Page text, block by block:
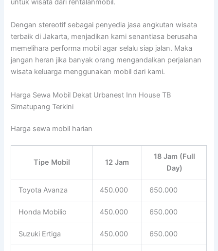
untuk wisata dari rentalanmobil.
Dengan stereotif sebagai penyedia jasa angkutan wisata
terbaik di Jakarta, menjadikan kami senantiasa berusaha
memelihara performa mobil agar selalu siap jalan. Maka
jangan heran jika banyak orang mengandalkan perjalanan
wisata keluarga menggunakan mobil dari kami.
Harga Sewa Mobil Dekat Urbanest Inn House TB
Simatupang Terkini
Harga sewa mobil harian
Tipe Mobil 12 Jam
18 Jam (Full
Day)
Toyota Avanza 450.000 650.000
Honda Mobilio 450.000 650.000
Suzuki Ertiga 450.000 650.000